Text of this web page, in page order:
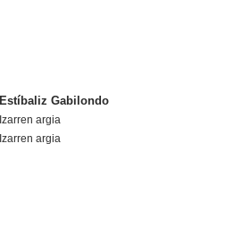
Estíbaliz Gabilondo
Izarren argia
Izarren argia